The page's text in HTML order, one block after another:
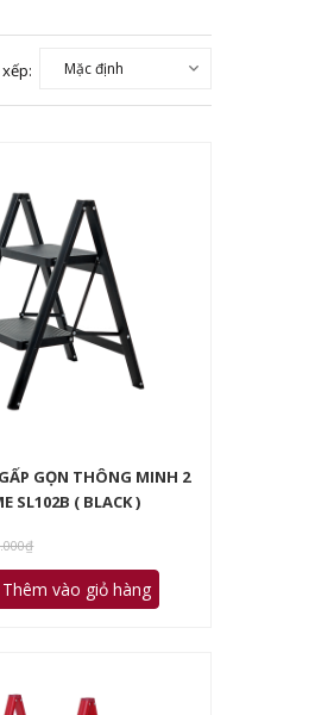
GỌN THÔNG MINH 2
SL102B ( BLACK )
Thêm vào giỏ hàng